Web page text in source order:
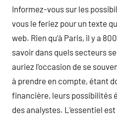
Informez-vous sur les
vous le feriez pour un texte
web. Rien qu’à Paris, il y a
savoir dans quels secteurs
auriez l’occasion de se
à prendre en compte, étant
financière, leurs possibilités
des analystes. L’essentiel